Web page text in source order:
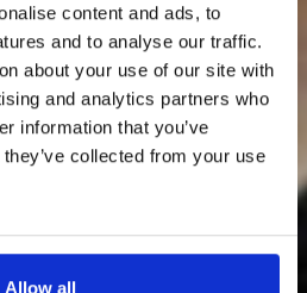
content and ads, to
and to analyse our traffic.
about your use of our site with
and analytics partners who
information that you’ve
collected from your use
Allow all